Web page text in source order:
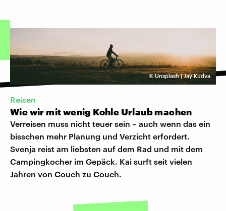
©Unsplash | Jay Kudva
Reisen
Wie wir mit wenig Kohle Urlaub machen
Verreisen muss nicht teuer sein – auch wenn das ein
bisschen mehr Planung und Verzicht erfordert.
Svenja reist am liebsten auf dem Rad und mit dem
Campingkocher im Gepäck. Kai surft seit vielen
Jahren von Couch zu Couch.